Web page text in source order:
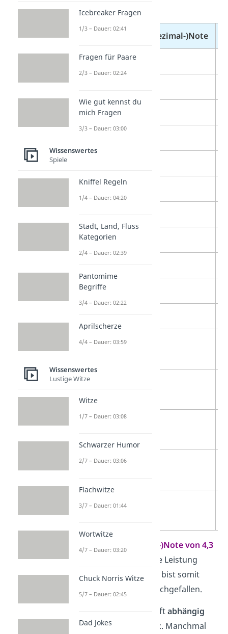
folgendeTabellean:
(Dezimal-)Note
15
13
8
6
4
3
2
1
0
Hast du eine(Dezimal-)Note von 4,3
, ist deine Leistung
nicht ausreichend . Du bist somit
durch die Prüfung durchgefallen.
Noten sind übrigens oftabhängig
von deiner
Universität. Manchmal
Icebreaker Fragen
1/3 – Dauer: 02:41
Fragen für Paare
2/3 – Dauer: 02:24
Wie gut kennst du
mich Fragen
3/3 – Dauer: 03:00
Wissenswertes
Spiele
Kniffel Regeln
1/4 – Dauer: 04:20
Stadt, Land, Fluss
Kategorien
2/4 – Dauer: 02:39
Pantomime
Begriffe
3/4 – Dauer: 02:22
Aprilscherze
4/4 – Dauer: 03:59
Wissenswertes
Lustige Witze
Witze
1/7 – Dauer: 03:08
Schwarzer Humor
2/7 – Dauer: 03:06
Flachwitze
3/7 – Dauer: 01:44
Wortwitze
4/7 – Dauer: 03:20
Chuck Norris Witze
5/7 – Dauer: 02:45
Dad Jokes